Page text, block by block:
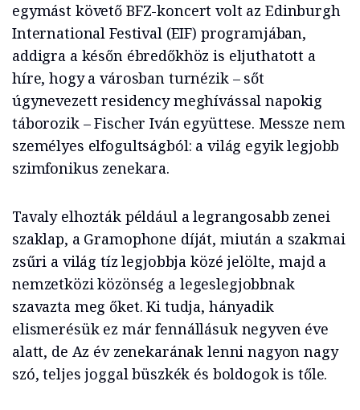
egymást követő BFZ-koncert volt az Edinburgh
International Festival (EIF) programjában,
addigra a későn ébredőkhöz is eljuthatott a
híre, hogy a városban turnézik – sőt
úgynevezett residency meghívással napokig
táborozik – Fischer Iván együttese. Messze nem
személyes elfogultságból: a világ egyik legjobb
szimfonikus zenekara.
Tavaly elhozták például a legrangosabb zenei
szaklap, a Gramophone díját, miután a szakmai
zsűri a világ tíz legjobbja közé jelölte, majd a
nemzetközi közönség a legeslegjobbnak
szavazta meg őket. Ki tudja, hányadik
elismerésük ez már fennállásuk negyven éve
alatt, de Az év zenekarának lenni nagyon nagy
szó, teljes joggal büszkék és boldogok is tőle.